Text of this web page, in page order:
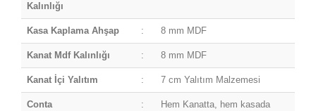
Kalınlığı
Kasa Kaplama Ahşap : 8 mm MDF
Kanat Mdf Kalınlığı : 8 mm MDF
Kanat İçi Yalıtım : 7 cm Yalıtım Malzemesi
Conta :
Hem Kanatta, hem kasada